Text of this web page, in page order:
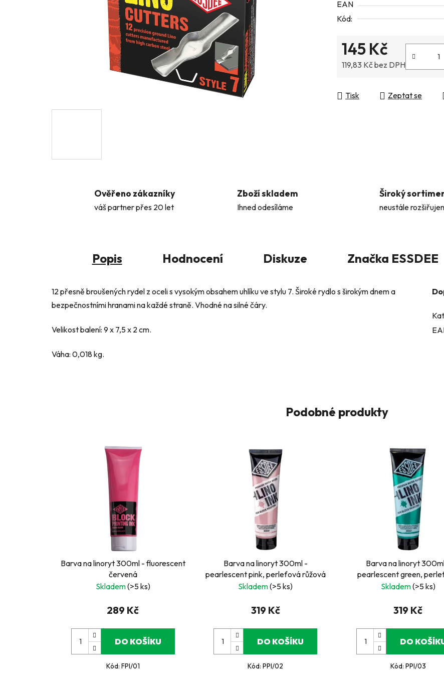
5
hvězdiček.
EAN
Kód:
145 Kč
119,83 Kč bez DPH
Tisk Zeptat se
Ověřeno zákazníky
váš partner přes 20 let
Zboží skladem
Ihned odesíláme
Široký
neustále
Popis Hodnocení Diskuze Značka ESSDEE
12 přesně broušených rydel z oceli s vysokým obsahem uhlíku ve stylu 7. Široké rydlo s širokým dnem a
bezpečnostními hranami na každé straně. Vhodné na silné čáry.
Velikost balení: 9 x 7,5 x 2 cm.
Váha: 0,018 kg.
Podobné produkty
Barva na linoryt 300ml - fluorescent
červená
Skladem(>5 ks)
289 Kč
DO KOŠÍKU
Kód: FPI/01
Barva na linoryt 300ml -
pearlescent pink, perleťová růžová
Skladem(>5 ks)
319 Kč
DO KOŠÍKU
Kód:PPI/02
Barva na linoryt
pearlescent green,
zelená
Skladem(>5 ks)
319 Kč
DO
Kód: PPI/03